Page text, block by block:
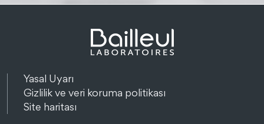
Yasal Uyarı
Gizlilik ve veri koruma politikası
Site haritası